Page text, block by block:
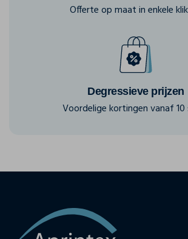
Offerte op maat in enkele
Degressieve prijzen
Voordelige kortingen vanaf 10